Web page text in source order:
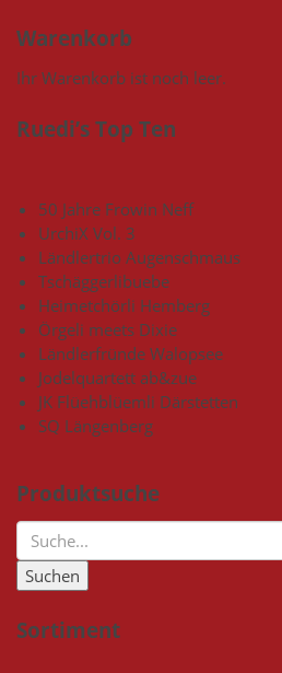
Warenkorb
Ihr Warenkorb ist noch leer.
Ruedi’s Top Ten
50 Jahre Frowin Neff
UrchiX Vol. 3
Ländlertrio Augenschmaus
Tschäggerlibuebe
Heimetchörli Hemberg
Örgeli meets Dixie
Ländlerfründe Walopsee
Jodelquartett ab&zue
JK Flüehblüemli Därstetten
SQ Längenberg
Produktsuche
Sortiment